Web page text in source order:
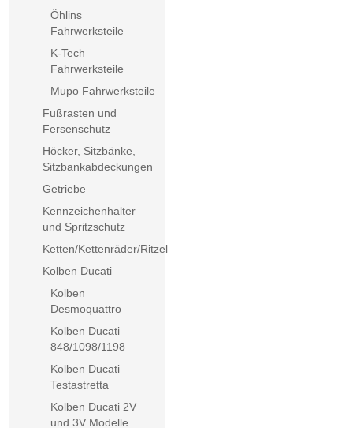
Öhlins
Fahrwerksteile
K-Tech
Fahrwerksteile
Mupo Fahrwerksteile
Fußrasten und
Fersenschutz
Höcker, Sitzbänke,
Sitzbankabdeckungen
Getriebe
Kennzeichenhalter
und Spritzschutz
Ketten/Kettenräder/Ritzel
Kolben Ducati
Kolben
Desmoquattro
Kolben Ducati
848/1098/1198
Kolben Ducati
Testastretta
Kolben Ducati 2V
und 3V Modelle